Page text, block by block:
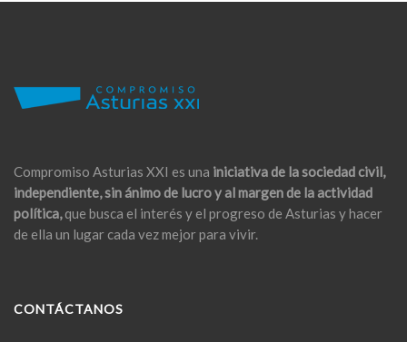
Compromiso Asturias XXI es una iniciativa de la sociedad civil,
independiente, sin ánimo de lucro y al margen de la actividad
política,que busca el interés y el progreso de Asturias y hacer
de ella un lugar cada vez mejor para vivir.
CONTÁCTANOS